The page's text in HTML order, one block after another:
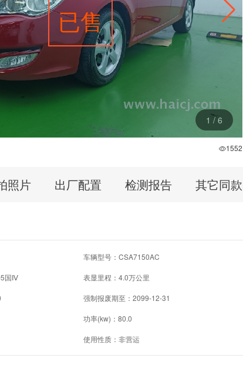
1 / 6
已售
1552
照片 出厂配置 检测报告 其它同款
车辆型号：CSA7150AC
国Ⅳ 表显里程：4.0万公里
强制报废期至：2099-12-31
功率(kw)：80.0
使用性质：非营运